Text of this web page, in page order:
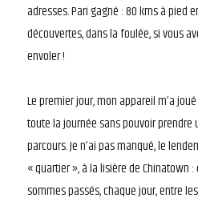
adresses. Pari gagné : 80 kms à pied
découvertes, dans la foulée, si vous
envoler !
Le premier jour, mon appareil m’a
toute la journée sans pouvoir
parcours. Je n’ai pas manqué, le
« quartier », à la lisière de Chinatown
sommes passés, chaque jour, entre